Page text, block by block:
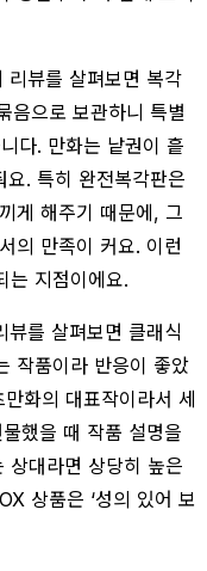
리뷰를 살펴보면 복각
음으로 보관하니 특별
다. 만화는 낱권이 흩
. 특히 완전복각판은
게 해주기 때문에, 그
의 만족이 커요. 이런
는 지점이에요.
를 살펴보면 클래식
작품이라 반응이 좋았
화의 대표작이라서 세
했을 때 작품 설명을
상대라면 상당히 높은
상품은 ‘성의 있어 보